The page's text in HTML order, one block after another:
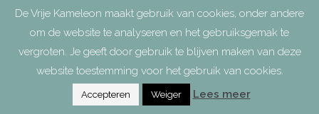
De Vrije Kameleon maakt gebruik van cookies, onder andere
om de website te analyseren en het gebruiksgemak te
vergroten. Je geeft door gebruik te blijven maken van deze
website toestemming voor het gebruik van cookies.
Accepteren Weiger Lees meer